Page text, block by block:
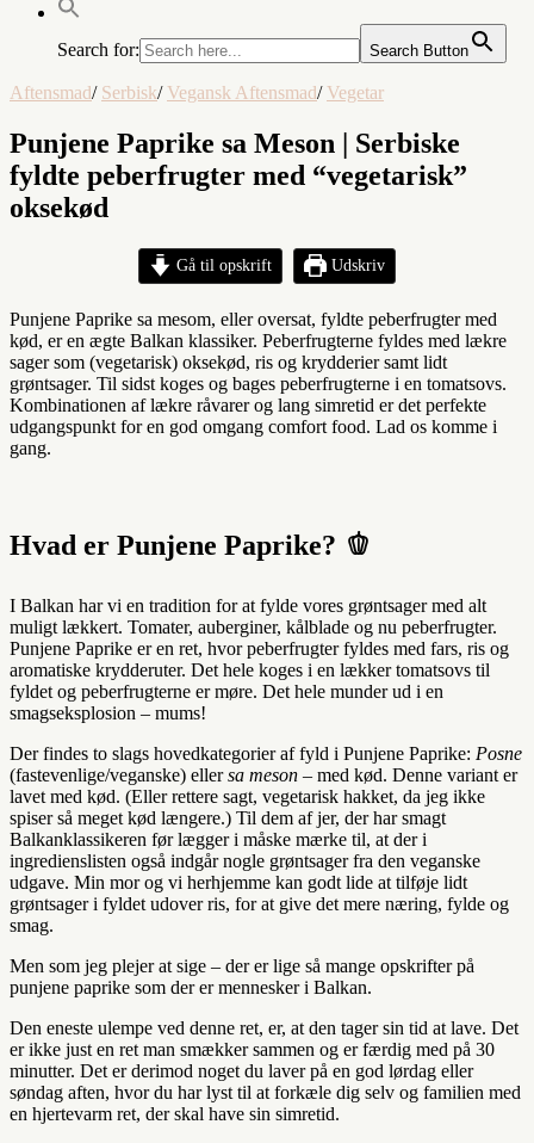
Search for: Search Button
Aftensmad/ Serbisk/ Vegansk Aftensmad/ Vegetar
Punjene Paprike sa Meson | Serbiske
fyldte peberfrugter med “vegetarisk”
oksekød
Gå til opskrift Udskriv
Punjene Paprike sa mesom, eller oversat, fyldte peberfrugter med
kød, er en ægte Balkan klassiker. Peberfrugterne fyldes med lækre
sager som (vegetarisk) oksekød, ris og krydderier samt lidt
grøntsager. Til sidst koges og bages peberfrugterne i en tomatsovs.
Kombinationen af lækre råvarer og lang simretid er det perfekte
udgangspunkt for en god omgang comfort food. Lad os komme i
gang.
Hvad er Punjene Paprike? 🫑
I Balkan har vi en tradition for at fylde vores grøntsager med alt
muligt lækkert. Tomater, auberginer, kålblade og nu peberfrugter.
Punjene Paprike er en ret, hvor peberfrugter fyldes med fars, ris og
aromatiske krydderuter. Det hele koges i en lækker tomatsovs til
fyldet og peberfrugterne er møre. Det hele munder ud i en
smagseksplosion – mums!
Der findes to slags hovedkategorier af fyld i Punjene Paprike: Posne
(fastevenlige/veganske) ellersa meson – med kød. Denne variant er
lavet med kød. (Eller rettere sagt, vegetarisk hakket, da jeg ikke
spiser så meget kød længere.) Til dem af jer, der har smagt
Balkanklassikeren før lægger i måske mærke til, at der i
ingredienslisten også indgår nogle grøntsager fra den veganske
udgave. Min mor og vi herhjemme kan godt lide at tilføje lidt
grøntsager i fyldet udover ris, for at give det mere næring, fylde og
smag.
Men som jeg plejer at sige – der er lige så mange opskrifter på
punjene paprike som der er mennesker i Balkan.
Den eneste ulempe ved denne ret, er, at den tager sin tid at lave. Det
er ikke just en ret man smækker sammen og er færdig med på 30
minutter. Det er derimod noget du laver på en god lørdag eller
søndag aften, hvor du har lyst til at forkæle dig selv og familien med
en hjertevarm ret, der skal have sin simretid.